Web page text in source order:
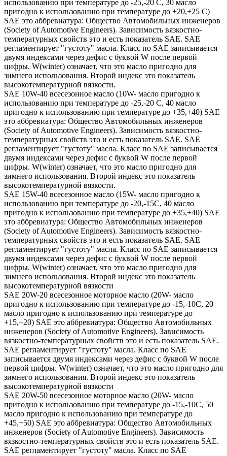
использованию при температуре до -25,-20 С, 30 масло
пригодно к использованию при температуре до +20,+25 С)
SAE это аббревиатура: Общество Автомобильных инженеров
(Society of Automotive Engineers). Зависимость вязкостно-
температурных свойств это и есть показатель SAE. SAE
регламентирует "густоту" масла. Класс по SAE записывается
двумя индексами через дефис с буквой W после первой
цифры. W(winter) означает, что это масло пригодно для
зимнего использования. Второй индекс это показатель
высокотемпературной вязкости.
SAE 10W-40 всесезонное масло (10W- масло пригодно к
использованию при температуре до -25,-20 С, 40 масло
пригодно к использованию при температуре до +35,+40) SAE
это аббревиатура: Общество Автомобильных инженеров
(Society of Automotive Engineers). Зависимость вязкостно-
температурных свойств это и есть показатель SAE. SAE
регламентирует "густоту" масла. Класс по SAE записывается
двумя индексами через дефис с буквой W после первой
цифры. W(winter) означает, что это масло пригодно для
зимнего использования. Второй индекс это показатель
высокотемпературной вязкости.
SAE 15W-40 всесезонное масло (15W- масло пригодно к
использованию при температуре до -20,-15С, 40 масло
пригодно к использованию при температуре до +35,+40) SAE
это аббревиатура: Общество Автомобильных инженеров
(Society of Automotive Engineers). Зависимость вязкостно-
температурных свойств это и есть показатель SAE. SAE
регламентирует "густоту" масла. Класс по SAE записывается
двумя индексами через дефис с буквой W после первой
цифры. W(winter) означает, что это масло пригодно для
зимнего использования. Второй индекс это показатель
высокотемпературной вязкости
SAE 20W-20 всесезонное моторное масло (20W- масло
пригодно к использованию при температуре до -15,-10С, 20
масло пригодно к использованию при температуре до
+15,+20) SAE это аббревиатура: Общество Автомобильных
инженеров (Society of Automotive Engineers). Зависимость
вязкостно-температурных свойств это и есть показатель SAE.
SAE регламентирует "густоту" масла. Класс по SAE
записывается двумя индексами через дефис с буквой W после
первой цифры. W(winter) означает, что это масло пригодно для
зимнего использования. Второй индекс это показатель
высокотемпературной вязкости
SAE 20W-50 всесезонное моторное масло (20W- масло
пригодно к использованию при температуре до -15,-10С, 50
масло пригодно к использованию при температуре до
+45,+50) SAE это аббревиатура: Общество Автомобильных
инженеров (Society of Automotive Engineers). Зависимость
вязкостно-температурных свойств это и есть показатель SAE.
SAE регламентирует "густоту" масла. Класс по SAE